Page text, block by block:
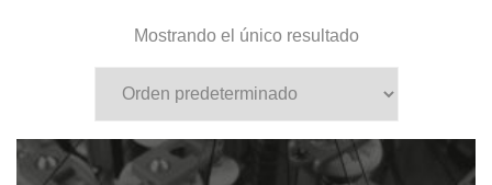
Mostrando el único resultado